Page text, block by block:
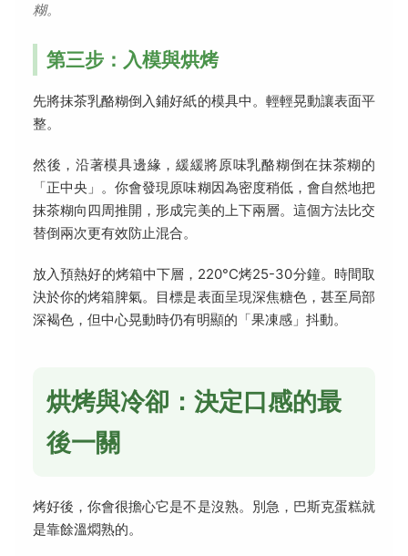
糊。
第三步：入模與烘烤
先將抹茶乳酪糊倒入鋪好紙的模具中。輕輕晃動讓表面平
整。
然後，沿著模具邊緣，緩緩將原味乳酪糊倒在抹茶糊的
「正中央」。你會發現原味糊因為密度稍低，會自然地把
抹茶糊向四周推開，形成完美的上下兩層。這個方法比交
替倒兩次更有效防止混合。
放入預熱好的烤箱中下層，220°C烤25-30分鐘。時間取
決於你的烤箱脾氣。目標是表面呈現深焦糖色，甚至局部
深褐色，但中心晃動時仍有明顯的「果凍感」抖動。
烘烤與冷卻：決定口感的最
後一關
烤好後，你會很擔心它是不是沒熟。別急，巴斯克蛋糕就
是靠餘溫燜熟的。